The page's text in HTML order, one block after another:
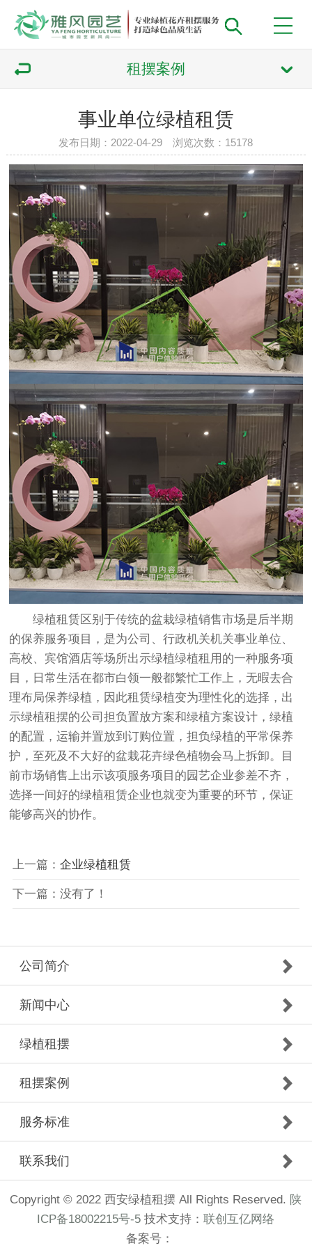
租摆案例
事业单位绿植租赁
发布日期：2022-04-29 浏览次数： 15178
绿植租赁 区别于传统的盆栽绿植销售市场是后半期
的保养服务项目，是为公司、行政机关机关事业单位、
高校、宾馆酒店等场所出示绿植绿植租用的一种服务项
目，日常生活在都市白领一般都繁忙工作上，无暇去合
理布局保养绿植，因此租赁绿植变为理性化的选择，出
示绿植租摆的公司担负置放方案和绿植方案设计，绿植
的配置，运输并置放到订购位置，担负绿植的平常保养
护，至死及不大好的盆栽花卉绿色植物会马上拆卸。目
前市场销售上出示该项服务项目的园艺企业参差不齐，
选择一间好的绿植租赁企业也就变为重要的环节，保证
能够高兴的协作。
上一篇： 企业绿植租赁
下一篇：没有了！
公司简介
新闻中心
绿植租摆
租摆案例
服务标准
联系我们
Copyright © 2022 西安绿植租摆 All Rights Reserved. 陕
ICP备18002215号-5 技术支持：联创互亿网络
备案号：